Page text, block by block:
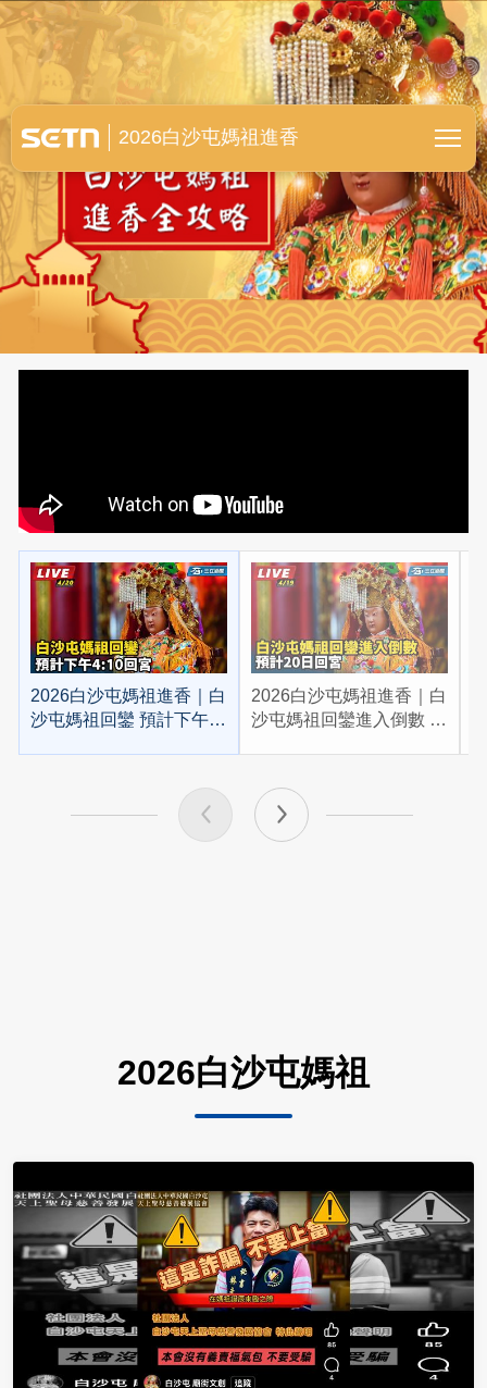
白沙屯媽祖進香全紀錄
2026白沙屯媽祖進香
2026白沙屯媽祖進香｜白
沙屯媽祖回鑾 預計下午
2026白沙屯媽祖進香｜白
沙屯媽祖回鑾進入倒數 預
2026白沙屯媽祖